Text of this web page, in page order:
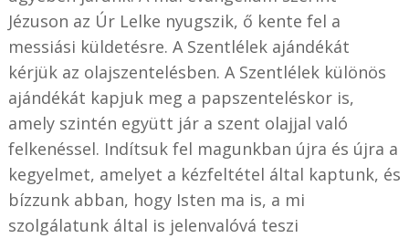
Jézuson az Úr Lelke nyugszik, ő kente fel a
messiási küldetésre. A Szentlélek ajándékát
kérjük az olajszentelésben. A Szentlélek különös
ajándékát kapjuk meg a papszenteléskor is,
amely szintén együtt jár a szent olajjal való
felkenéssel. Indítsuk fel magunkban újra és újra a
kegyelmet, amelyet a kézfeltétel által kaptunk, és
bízzunk abban, hogy Isten ma is, a mi
szolgálatunk által is jelenvalóvá teszi